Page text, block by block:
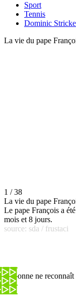
Sport
Tennis
Dominic
La vie du pape
1 / 38
La vie du pape
Le pape François a
mois et 8 jours.
source: sda / frustaci
Personne ne